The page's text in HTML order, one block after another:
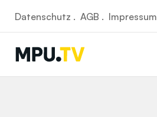
Datenschutz . AGB . Impressum